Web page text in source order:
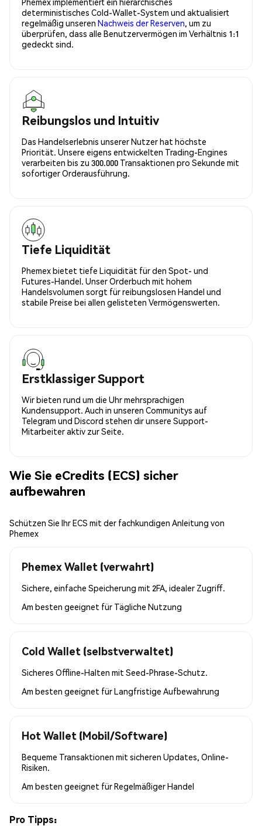
deterministisches Cold-Wallet-System und aktualisiert
regelmäßig unseren Nachweis der Reserven, um zu
überprüfen, dass alle Benutzervermögen im Verhältnis 1:1
gedeckt sind.
Reibungslos und Intuitiv
Das Handelserlebnis unserer Nutzer hat höchste
Priorität. Unsere eigens entwickelten Trading-Engines
verarbeiten bis zu 300.000 Transaktionen pro Sekunde mit
sofortiger Orderausführung.
Tiefe Liquidität
Phemex bietet tiefe Liquidität für den Spot- und
Futures-Handel. Unser Orderbuch mit hohem
Handelsvolumen sorgt für reibungslosen Handel und
stabile Preise bei allen gelisteten Vermögenswerten.
Erstklassiger Support
Wir bieten rund um die Uhr mehrsprachigen
Kundensupport. Auch in unseren Communitys auf
Telegram und Discord stehen dir unsere Support-
Mitarbeiter aktiv zur Seite.
Wie Sie eCredits (ECS) sicher
aufbewahren
Schützen Sie Ihr ECS mit der fachkundigen Anleitung von
Phemex
Phemex Wallet (verwahrt)
Sichere, einfache Speicherung mit 2FA, idealer Zugriff.
Am besten geeignet für Tägliche Nutzung
Cold Wallet (selbstverwaltet)
Sicheres Offline-Halten mit Seed-Phrase-Schutz.
Am besten geeignet fürLangfristige Aufbewahrung
Hot Wallet (Mobil/Software)
Bequeme Transaktionen mit sicheren Updates, Online-
Risiken.
Am besten geeignet fürRegelmäßiger Handel
Pro Tipps: